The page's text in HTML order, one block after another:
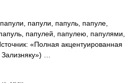
папули, папуль, папуле,
папулей, папулею, папулями,
«Полная акцентуированная
…